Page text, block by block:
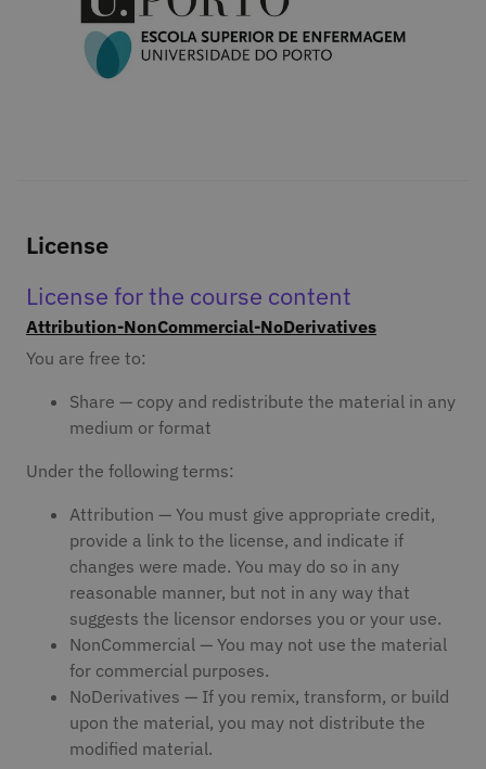
License
License for the course content
Attribution-NonCommercial-NoDerivatives
You are free to:
Share — copy and redistribute the material in any
medium or format
Under the following terms:
Attribution — You must give appropriate credit,
provide a link to the license, and indicate if
changes were made. You may do so in any
reasonable manner, but not in any way that
suggests the licensor endorses you or your use.
NonCommercial — You may not use the material
for commercial purposes.
NoDerivatives — If you remix, transform, or build
upon the material, you may not distribute the
modified material.